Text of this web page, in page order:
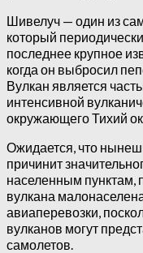
Шивелуч — один из
который
последнее крупное
когда он выбросил
Вулкан является
интенсивной
окружающего Тихий
Ожидается, что
причинит
населенным пунктам,
вулкана
авиаперевозки,
вулканов могут
самолетов.